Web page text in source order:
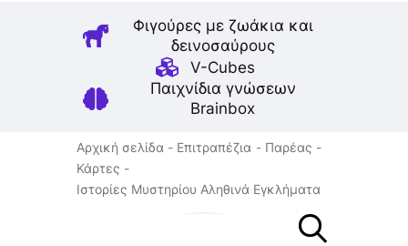
Φιγούρες με ζωάκια και
δεινοσαύρους
V-Cubes
Παιχνίδια γνώσεων
Brainbox
Αρχική σελίδα Επιτραπέζια
Παρέας
Κάρτες
Ιστορίες Μυστηρίου Αληθινά Εγκλήματα